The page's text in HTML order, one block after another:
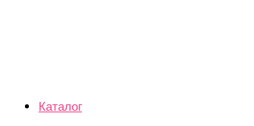
Каталог